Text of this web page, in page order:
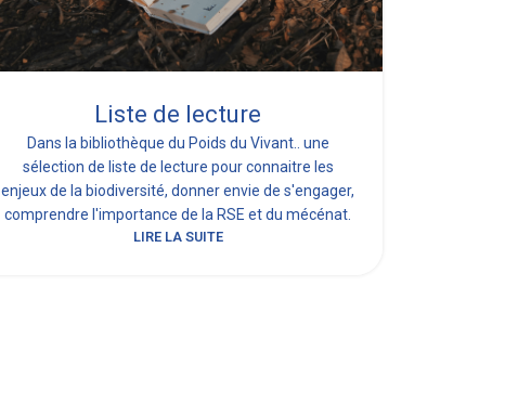
Liste de lecture
Dans la bibliothèque du Poids du Vivant.. une
sélection de liste de lecture pour connaitre les
enjeux de la biodiversité, donner envie de s'engager,
comprendre l'importance de la RSE et du mécénat.
LIRE LA SUITE